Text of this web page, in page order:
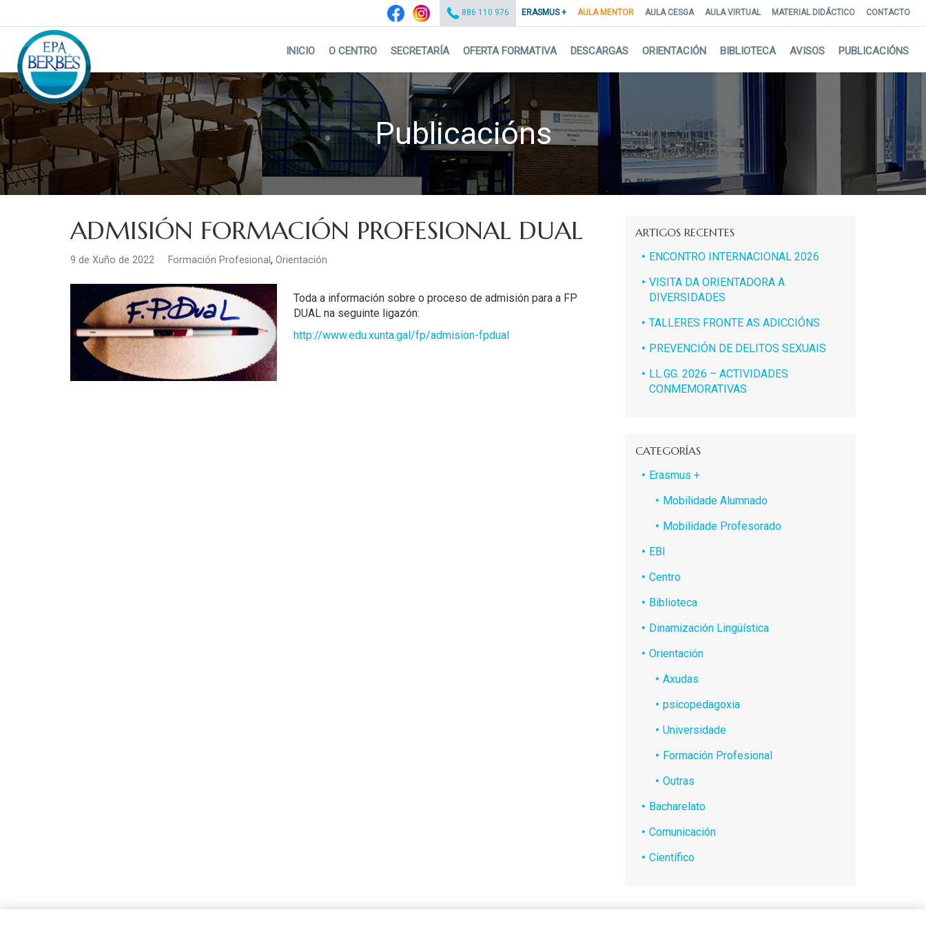
content
CONTACTO
MATERIAL DIDÁCTICO
AULA VIRTUAL
AULA CESGA
AULA MENTOR
ERASMUS +
886 110 976
INICIO O CENTRO SECRETARÍA OFERTA FORMATIVA DESCARGAS ORIENTACIÓN BIBLIOTECA AVISOS PUBLICACIÓNS
Publicacións
ADMISIÓN FORMACIÓN PROFESIONAL DUAL
9 de Xuño de 2022 Formación Profesional, Orientación
Toda a información sobre o proceso de admisión para a FP
DUAL na seguinte ligazón:
http://www.edu.xunta.gal/fp/admision-fpdual
ARTIGOS RECENTES
ENCONTRO INTERNACIONAL 2026
VISITA DA ORIENTADORA A
DIVERSIDADES
TALLERES FRONTE AS ADICCIÓNS
PREVENCIÓN DE DELITOS SEXUAIS
LL.GG. 2026 – ACTIVIDADES
CONMEMORATIVAS
CATEGORÍAS
Erasmus +
Mobilidade Alumnado
Mobilidade Profesorado
EBI
Centro
Biblioteca
Dinamización Lingüística
Orientación
Axudas
psicopedagoxia
Universidade
Formación Profesional
Outras
Bacharelato
Comunicación
Científico